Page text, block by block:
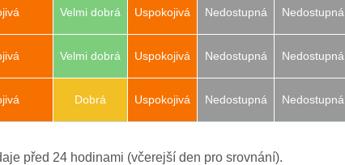
Velmi dobrá Uspokojivá Nedostupná Nedostupná
Velmi dobrá Uspokojivá Nedostupná Nedostupná
Dobrá Uspokojivá Nedostupná Nedostupná
před 24 hodinami (včerejší den pro srovnání).